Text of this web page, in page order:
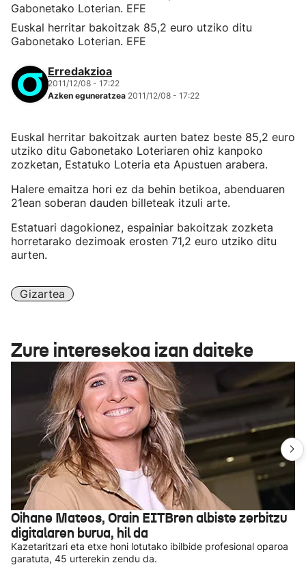
Euskal herritar bakoitzak 85,2 euro utziko ditu
Gabonetako Loterian. EFE
Erredakzioa
2011/12/08 - 17:22
Azken eguneratzea 2011/12/08 - 17:22
Euskal herritar bakoitzak aurten batez beste 85,2 euro
utziko ditu Gabonetako Loteriaren ohiz kanpoko
zozketan, Estatuko Loteria eta Apustuen arabera.
Halere emaitza hori ez da behin betikoa, abenduaren
21ean soberan dauden billeteak itzuli arte.
Estatuari dagokionez, espainiar bakoitzak zozketa
horretarako dezimoak erosten 71,2 euro utziko ditu
aurten.
Gizartea
Zure interesekoa izan daiteke
Oihane Mateos, Orain EITBren albiste zerbitzu
digitalaren burua, hil da
Kazetaritzari eta etxe honi lotutako ibilbide profesional oparoa
garatuta, 45 urterekin zendu da.